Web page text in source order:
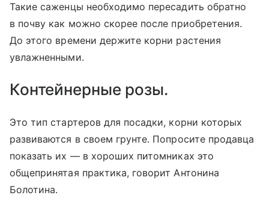
Такие саженцы необходимо пересадить обратно
в почву как можно скорее после приобретения.
До этого времени держите корни растения
увлажненными.
Контейнерные розы.
Это тип стартеров для посадки, корни которых
развиваются в своем грунте. Попросите продавца
показать их — в хороших питомниках это
общепринятая практика, говорит Антонина
Болотина.